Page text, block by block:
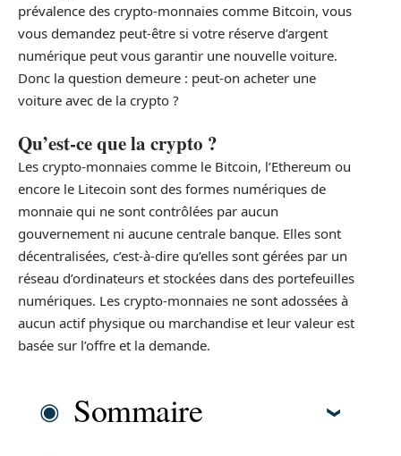
prévalence des crypto-monnaies comme Bitcoin, vous
vous demandez peut-être si votre réserve d’argent
numérique peut vous garantir une nouvelle voiture.
Donc la question demeure : peut-on acheter une
voiture avec de la crypto ?
Qu’est-ce que la crypto ?
Les crypto-monnaies comme le Bitcoin, l’Ethereum ou
encore le Litecoin sont des formes numériques de
monnaie qui ne sont contrôlées par aucun
gouvernement ni aucune centrale banque. Elles sont
décentralisées, c’est-à-dire qu’elles sont gérées par un
réseau d’ordinateurs et stockées dans des portefeuilles
numériques. Les crypto-monnaies ne sont adossées à
aucun actif physique ou marchandise et leur valeur est
basée sur l’offre et la demande.
Sommaire